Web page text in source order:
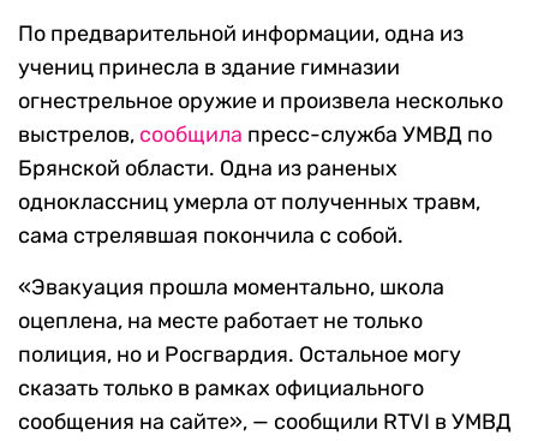
По предварительной информации, одна из
учениц принесла в здание гимназии
огнестрельное оружие и произвела несколько
выстрелов, сообщила пресс-служба УМВД по
Брянской области. Одна из раненых
одноклассниц умерла от полученных травм,
сама стрелявшая покончила с собой.
«Эвакуация прошла моментально, школа
оцеплена, на месте работает не только
полиция, но и Росгвардия. Остальное могу
сказать только в рамках официального
сообщения на сайте», — сообщили RTVI в УМВД